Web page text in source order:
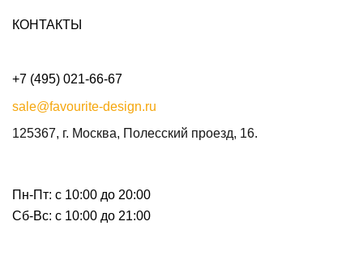
КОНТАКТЫ
+7 (495) 021-66-67
sale@favourite-design.ru
125367, г. Москва, Полесский проезд, 16.
Пн-Пт: с 10:00 до 20:00
Сб-Вс: с 10:00 до 21:00